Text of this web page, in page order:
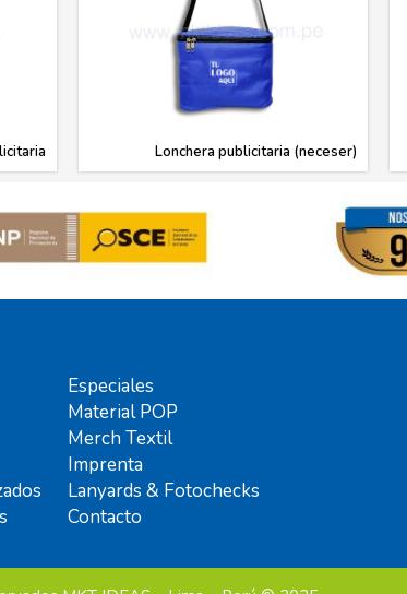
Lonchera publicitaria (neceser)
Especiales
Material POP
Merch Textil
Imprenta
Lanyards & Fotochecks
Contacto